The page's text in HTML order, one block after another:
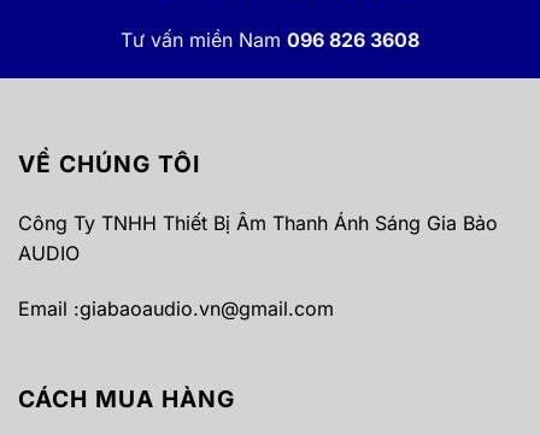
Tư vấn miền Nam 096 826 3608
VỀ CHÚNG TÔI
Công Ty TNHH Thiết Bị Âm Thanh Ánh Sáng Gia Bảo
AUDIO
Email :giabaoaudio.vn@gmail.com
CÁCH MUA HÀNG